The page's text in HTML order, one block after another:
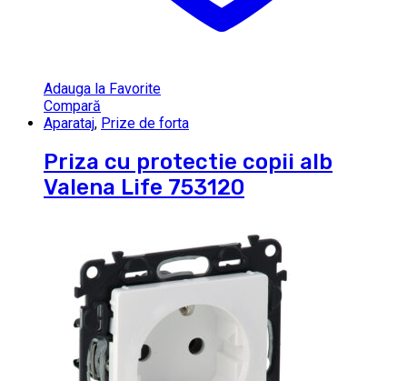
Adauga la Favorite
Compară
Aparataj, Prize de forta
Priza cu protectie copii alb
Valena Life 753120